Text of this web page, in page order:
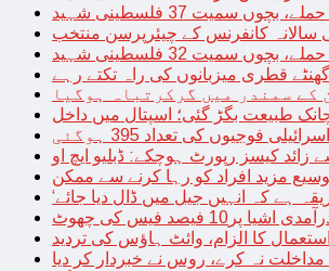
37 فلسطینی شہید
سالانہ کانفرنس کے چیئرپرسن منتخب
32 فلسطینی شہید
قطری میزبانوں کی راہ تکتے رہے
کے سمندر میں گرکرتباہ ہوگیا
فوجیوں کی تعداد 395 ہوگئی
زائد کیسز رپورٹ ہوچکے: ڈبلیو ایچ او
مزید افراد کو رہا کرنے سے ممکن
فیصد فیس کی چھوٹ
کا الزام، وائٹ ہاؤس کی تردید
مداخلت نہ کرے، روس نے خبردار کر دیا